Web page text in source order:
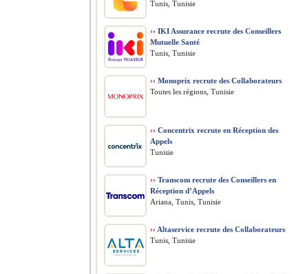
Tunis, Tunisie
›› IKI Assurance recrute des Conseillers
Mutuelle Santé
Tunis, Tunisie
›› Monoprix recrute des Collaborateurs
Toutes les régions, Tunisie
›› Concentrix recrute en Réception des
Appels
Tunisie
›› Transcom recrute des Conseillers en
Réception d’Appels
Ariana, Tunis, Tunisie
›› Altaservice recrute des Collaborateurs
Tunis, Tunisie